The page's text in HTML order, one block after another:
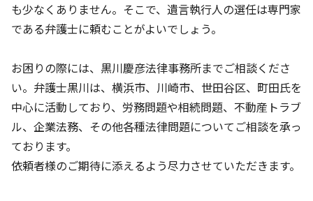
も少なくありません。そこで、遺言執行人の選任は専門家
である弁護士に頼むことがよいでしょう。
お困りの際には、黒川慶彦法律事務所までご相談くださ
い。弁護士黒川は、横浜市、川崎市、世田谷区、町田氏を
中心に活動しており、労務問題や相続問題、不動産トラブ
ル、企業法務、その他各種法律問題についてご相談を承っ
ております。
依頼者様のご期待に添えるよう尽力させていただきます。